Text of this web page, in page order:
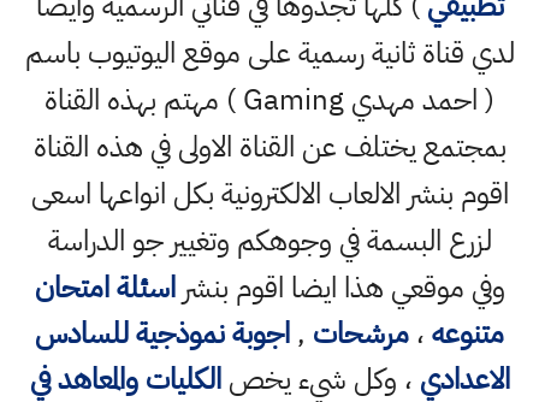
لدي قناة ثانية رسمية على موقع اليوتيوب باسم
( احمد مهدي Gaming ) مهتم بهذه القناة
بمجتمع يختلف عن القناة الاولى في هذه القناة
اقوم بنشر الالعاب الالكترونية بكل انواعها اسعى
لزرع البسمة في وجوهكم وتغيير جو الدراسة
وفي موقعي هذا ايضا اقوم بنشراسئلة امتحان
متنوعه،مرشحات ,اجوبة نموذجية للسادس
الاعدادي ، وكل شيء يخصالكليات والمعاهد في